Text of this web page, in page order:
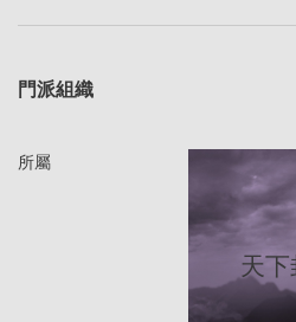
門派組織
所屬
天下